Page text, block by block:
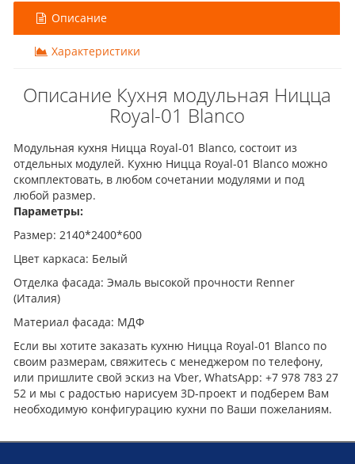
Описание
Характеристики
Описание Кухня модульная Ницца
Royal-01 Blanco
Модульная кухня Ницца Royal-01 Blanco, состоит из
отдельных модулей. Кухню Ницца Royal-01 Blanco можно
скомплектовать, в любом сочетании модулями и под
любой размер.
Параметры:
Размер: 2140*2400*600
Цвет каркаса: Белый
Отделка фасада: Эмаль высокой прочности Renner
(Италия)
Материал фасада: МДФ
Если вы хотите заказать кухню Ницца Royal-01 Blanco по
своим размерам, свяжитесь с менеджером по телефону,
или пришлите свой эскиз на Vber, WhatsApp: +7 978 783 27
52 и мы с радостью нарисуем 3D-проект и подберем Вам
необходимую конфигурацию кухни по Ваши пожеланиям.